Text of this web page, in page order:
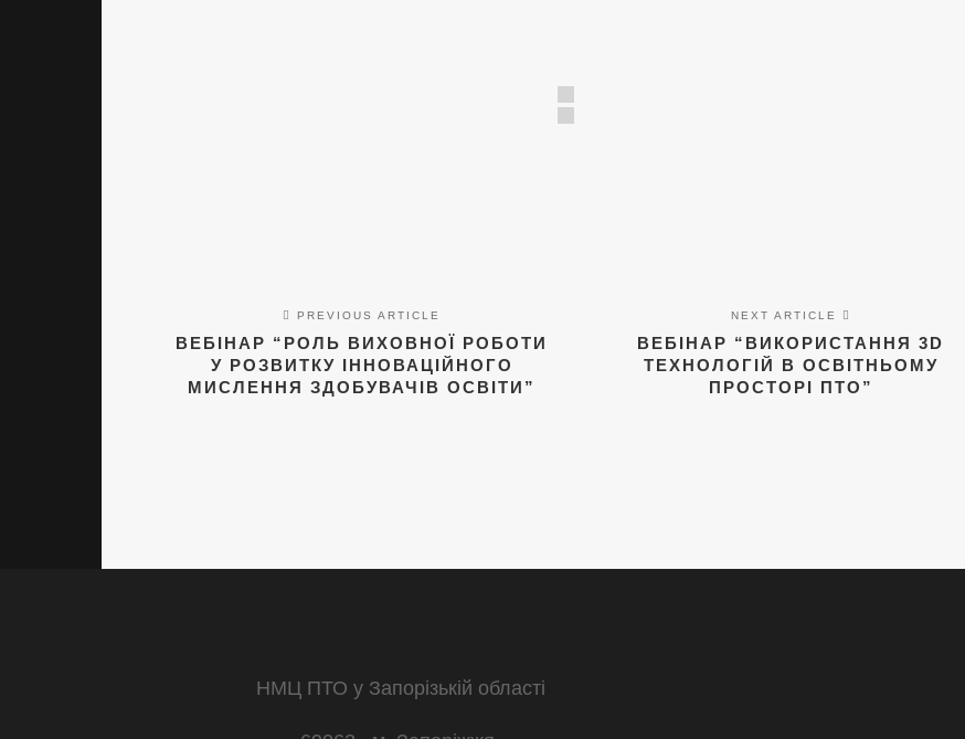
PREVIOUS ARTICLE
ВЕБІНАР “РОЛЬ ВИХОВНОЇ РОБОТИ
У РОЗВИТКУ ІННОВАЦІЙНОГО
МИСЛЕННЯ ЗДОБУВАЧІВ ОСВІТИ”
NEXT ARTICLE
ВЕБІНАР “ВИКОРИСТАННЯ 3D
ТЕХНОЛОГІЙ В ОСВІТНЬОМУ
ПРОСТОРІ ПТО”
НМЦ ПТО у Запорізькій області